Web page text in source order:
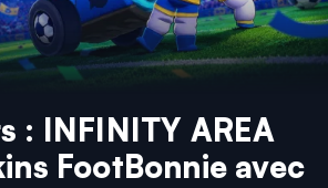
: INFINITY AREA
FootBonnie avec